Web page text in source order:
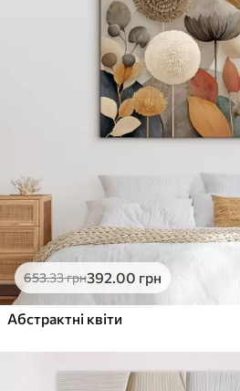
653.33грн392.00 грн
Абстрактні квіти